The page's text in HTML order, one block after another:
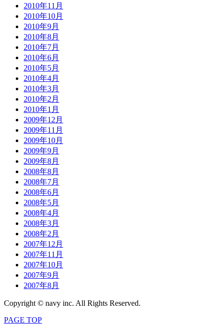
2010年11月
2010年10月
2010年9月
2010年8月
2010年7月
2010年6月
2010年5月
2010年4月
2010年3月
2010年2月
2010年1月
2009年12月
2009年11月
2009年10月
2009年9月
2009年8月
2008年8月
2008年7月
2008年6月
2008年5月
2008年4月
2008年3月
2008年2月
2007年12月
2007年11月
2007年10月
2007年9月
2007年8月
Copyright © navy inc. All Rights Reserved.
PAGE TOP